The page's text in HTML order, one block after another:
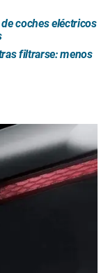
coches eléctricos
filtrarse: menos